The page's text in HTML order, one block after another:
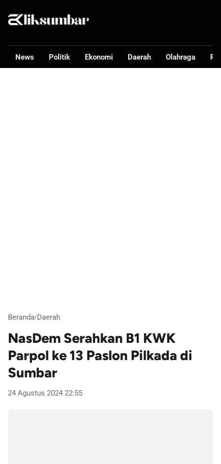
News Politik Ekonomi Daerah Olahraga
Beranda/Daerah
NasDem Serahkan B1 KWK
Parpol ke 13 Paslon Pilkada di
Sumbar
24 Agustus 2024 22:55